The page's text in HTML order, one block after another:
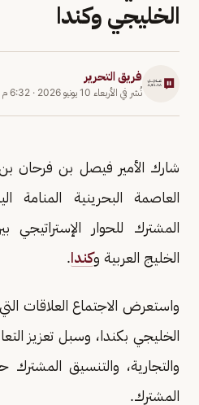
الخليجي وكندا
فريق التحرير
نُشر في الأربعاء 10 يونيو 2026 · 6:32 م
شارك الأمير فيصل بن فرحان بن
العاصمة البحرينية المنامة
المشترك للحوار
الخليج العربية وكندا.
واستعرض الاجتماع العلاقات
الخليجي بكندا، وسبل تعزيز
والتجارية، والتنسيق المشترك
المشترك.